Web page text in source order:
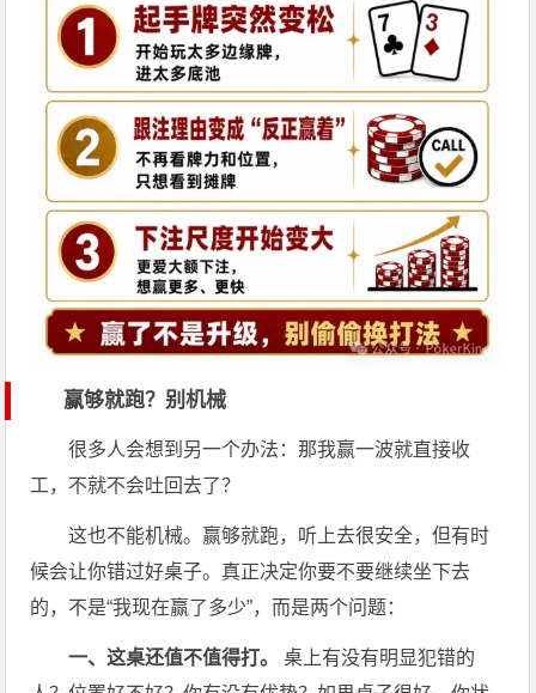
赢够就跑？别机械
很多人会想到另一个办法：那我赢一波就直接收
工，不就不会吐回去了？
这也不能机械。赢够就跑，听上去很安全，但有时
候会让你错过好桌子。真正决定你要不要继续坐下去
的，不是“我现在赢了多少”，而是两个问题：
一、这桌还值不值得打。
桌上有没有明显犯错的